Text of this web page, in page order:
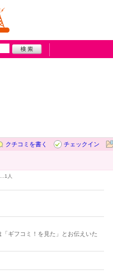
クチコミを書く
チェックイン
1人
ギフコミ！を見た」とお伝えいた